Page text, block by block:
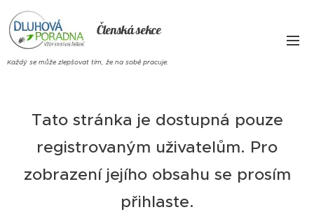
Členská sekce
Každý se může zlepšovat tím, že na sobě pracuje.
Tato stránka je dostupná pouze
registrovaným uživatelům. Pro
zobrazení jejího obsahu se prosím
přihlaste.